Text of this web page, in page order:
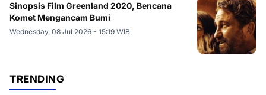
Sinopsis Film Greenland 2020, Bencana
Komet Mengancam Bumi
Wednesday, 08 Jul 2026 - 15:19 WIB
TRENDING